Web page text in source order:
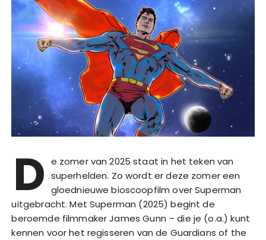
D e zomer van 2025 staat in het teken van
superhelden. Zo wordt er deze zomer een
gloednieuwe bioscoopfilm over Superman
uitgebracht. Met Superman (2025) begint de
beroemde filmmaker James Gunn – die je (o.a.) kunt
kennen voor het regisseren van de Guardians of the